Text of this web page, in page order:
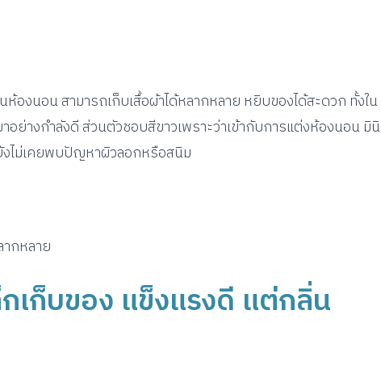
องนอน สามารถเก็บเสื้อผ้าได้หลากหลาย หยิบของได้สะดวก ทั้งใน
ย่างกำลังดี ส่วนตัวชอบสีขาวเพราะว่าเข้ากับการแต่งห้องนอน มินิ
งไม่เคยพบปัญหาผิวลอกหรือสนิม
ากหลาย
เก็บของ แข็งแรงดี แต่กลิ่น